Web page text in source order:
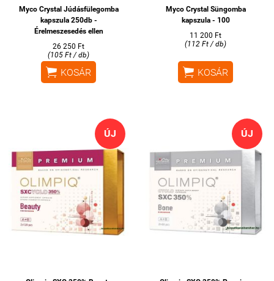
Myco Crystal Júdásfülegomba
kapszula 250db -
Érelmeszesedés ellen
26 250 Ft
(105 Ft / db)
 KOSÁR
Myco Crystal Süngomba
kapszula - 100
11 200 Ft
(112 Ft / db)
 KOSÁR
ÚJ ÚJ